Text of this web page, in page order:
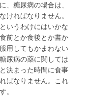
、糖尿病の場合は、
ければなりません。
いうわけにはいかな
前とか食後とか書か
用してもかまわない
尿病の薬に関しては
決まった時間に食事
ばなりません。これ
。